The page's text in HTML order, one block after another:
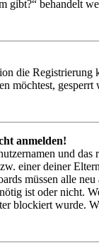
gibt?“ behandelt
die Registrierung
möchtest,
anmelden!
und
einer deiner
müssen alle
ist oder nicht.
blockiert wurde.